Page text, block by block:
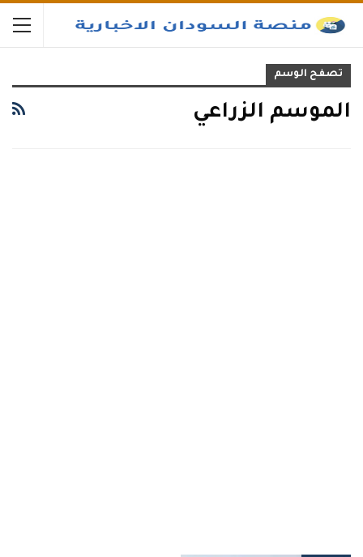
تصفح الوسم
الموسم الزراعي